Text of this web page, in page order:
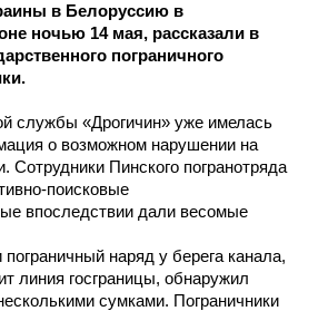
в Белоруссию в
ночью 14 мая, рассказали в
пограничного
службы «Дрогичин» уже имелась
о возможном нарушении на
Сотрудники Пинского погранотряда
поисковые
впоследствии дали весомые
наряд у берега канала,
линия госграницы, обнаружил
сумками. Пограничники